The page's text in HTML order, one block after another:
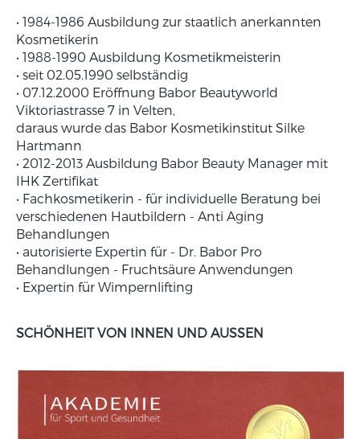
• 1984-1986 Ausbildung zur staatlich anerkannten
Kosmetikerin
• 1988-1990 Ausbildung Kosmetikmeisterin
• seit 02.05.1990 selbständig
• 07.12.2000 Eröffnung Babor Beautyworld
Viktoriastrasse 7 in Velten,
daraus wurde das Babor Kosmetikinstitut Silke
Hartmann
• 2012-2013 Ausbildung Babor Beauty Manager mit
IHK Zertifikat
• Fachkosmetikerin - für individuelle Beratung bei
verschiedenen Hautbildern - Anti Aging
Behandlungen
• autorisierte Expertin für - Dr. Babor Pro
Behandlungen - Fruchtsäure Anwendungen
• Expertin für Wimpernlifting
SCHÖNHEIT VON INNEN UND AUSSEN